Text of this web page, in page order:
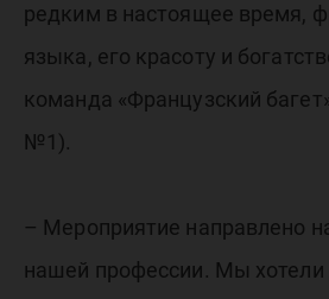
редким в настоящее время,
языка, его красоту и
команда «Французский
№1).
– Мероприятие направлено
нашей профессии. Мы хотели